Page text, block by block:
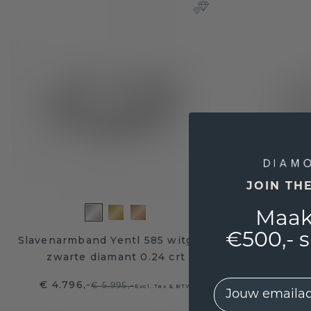
Slavenarmband Yentl 585 witgoud
zwarte diamant 0.24 crt
€ 4.796,-€ 5.995,-Excl. Tax & BTW
JOIN
€500,-
EMail